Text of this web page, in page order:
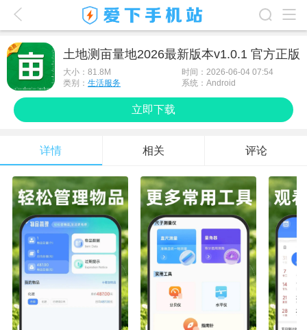
应用排行榜
最新游戏
最新应用
手机使用
游戏攻略
土地测亩量地2026最新版本v1.0.1 官方正版
大小： 81.8M
时间：2026-06-04 07:54
类别： 生活服务 系统：Android
立即下载
详情 相关 评论